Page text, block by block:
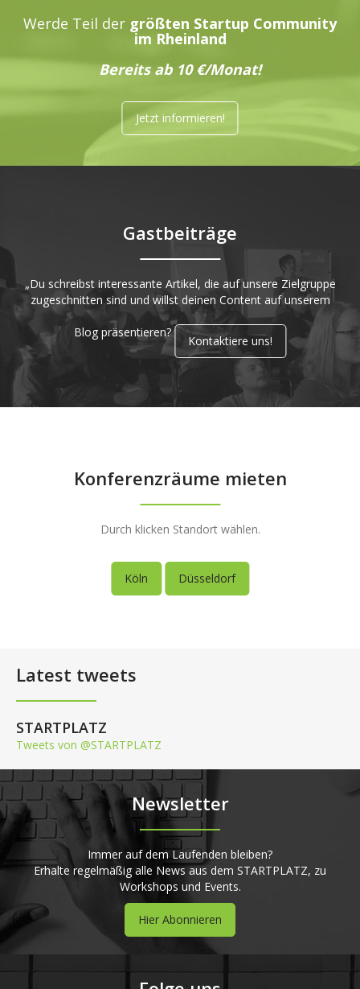
Werde Teil der größten Startup Community
im Rheinland
Bereits ab 10 €/Monat!
Jetzt informieren!
Gastbeiträge
„Du schreibst interessante Artikel, die auf unsere Zielgruppe
zugeschnitten sind und willst deinen Content auf unserem
Blog präsentieren?
Kontaktiere uns!
Konferenzräume mieten
Durch klicken Standort wählen.
Köln Düsseldorf
Latest tweets
STARTPLATZ
Tweets von @STARTPLATZ
Newsletter
Immer auf dem Laufenden bleiben?
Erhalte regelmäßig alle News aus dem STARTPLATZ, zu
Workshops und Events.
Hier Abonnieren